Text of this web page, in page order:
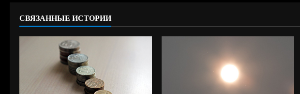
и
т
СВЯЗАННЫЕ ИСТОРИИ